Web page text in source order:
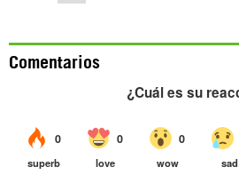
Comentarios